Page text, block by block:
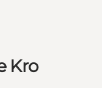
Kro